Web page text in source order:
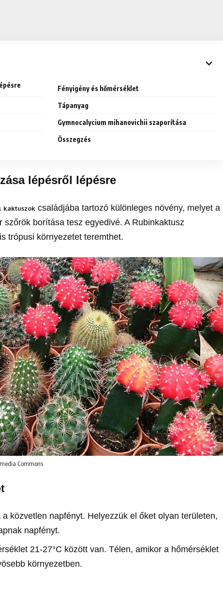
Fényigény és hőmérséklet
Tápanyag
Gymnocalycium mihanovichii szaporítása
Összegzés
lépésről lépésre
kaktuszok családjába tartozó különleges növény, melyet a
borítása tesz egyedivé. A Rubinkaktusz
trópusi környezetet teremthet.
Commons
közvetlen napfényt. Helyezzük el őket olyan területen,
napfényt.
21-27°C között van. Télen, amikor a hőmérséklet
környezetben.